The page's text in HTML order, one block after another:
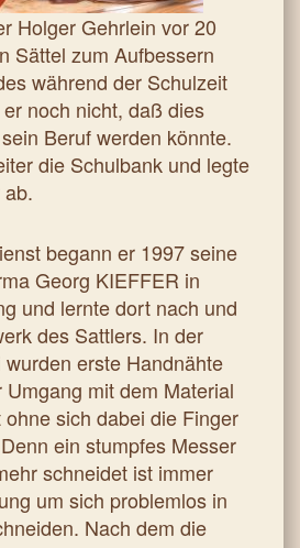
Holger Gehrlein vor 20
Sättel zum Aufbessern
während der Schulzeit
noch nicht, daß dies
Beruf werden könnte.
die Schulbank und legte
begann er 1997 seine
Georg KIEFFER in
und lernte dort nach und
des Sattlers. In der
erste Handnähte
mit dem Material
sich dabei die Finger
ein stumpfes Messer
schneidet ist immer
um sich problemlos in
Nach dem die